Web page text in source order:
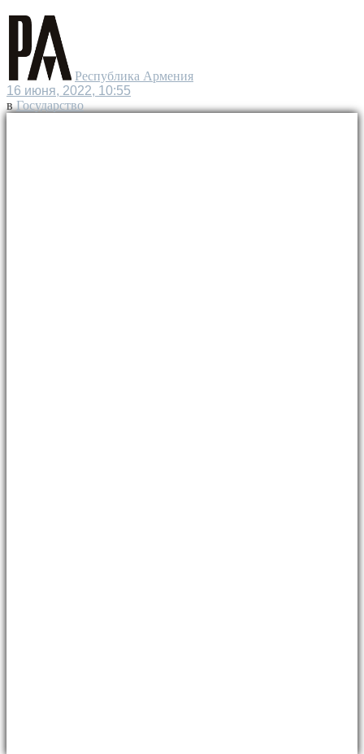
Республика Армения
16 июня, 2022, 10:55
в Государство